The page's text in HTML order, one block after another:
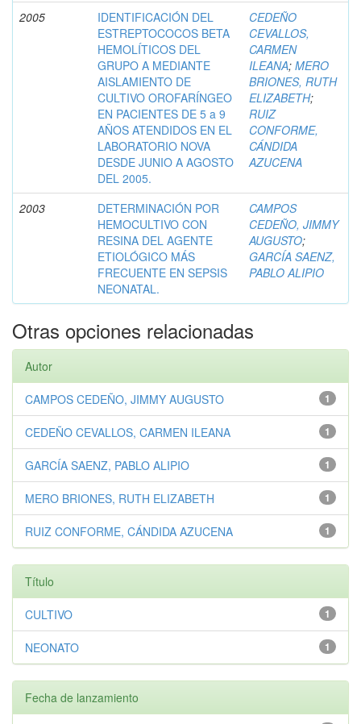
2005
IDENTIFICACIÓN DEL
ESTREPTOCOCOS BETA
HEMOLÍTICOS DEL
GRUPO A MEDIANTE
AISLAMIENTO DE
CULTIVO OROFARÍNGEO
EN PACIENTES DE 5 a 9
AÑOS ATENDIDOS EN EL
LABORATORIO NOVA
DESDE JUNIO A AGOSTO
DEL 2005.
CEDEÑO
CEVALLOS,
CARMEN
ILEANA; MERO
BRIONES, RUTH
ELIZABETH;
RUIZ
CONFORME,
CÁNDIDA
AZUCENA
2003
DETERMINACIÓN POR
HEMOCULTIVO CON
RESINA DEL AGENTE
ETIOLÓGICO MÁS
FRECUENTE EN SEPSIS
NEONATAL.
CAMPOS
CEDEÑO, JIMMY
AUGUSTO;
GARCÍA SAENZ,
PABLO ALIPIO
Otras opciones relacionadas
Autor
1
CAMPOS CEDEÑO, JIMMY AUGUSTO
1
CEDEÑO CEVALLOS, CARMEN ILEANA
1
GARCÍA SAENZ, PABLO ALIPIO
1
MERO BRIONES, RUTH ELIZABETH
1
RUIZ CONFORME, CÁNDIDA AZUCENA
Título
1
CULTIVO
1
NEONATO
Fecha de lanzamiento